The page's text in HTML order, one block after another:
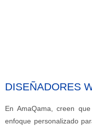
DISEÑADORES
En AmaQama, creen
enfoque personalizado